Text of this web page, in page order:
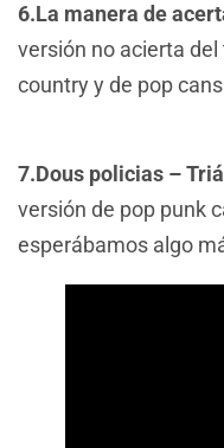
6.La manera de
versión no acierta
country y de pop
7.Dous policias –
versión de pop punk
esperábamos algo